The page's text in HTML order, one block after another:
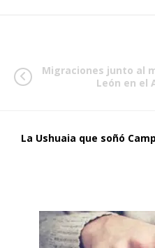
Migraciones junto al
León en el
La Ushuaia que soñó